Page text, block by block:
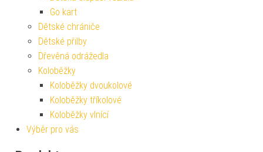
Go kart
Dětské chrániče
Dětské přilby
Dřevěná odrážedla
Koloběžky
Koloběžky dvoukolové
Koloběžky tříkolové
Koloběžky vlnící
Výběr pro vás